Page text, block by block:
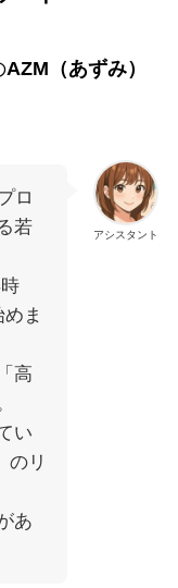
AZM（あずみ）
アシスタント
ロ
若
ま
高
い
のリ
あ